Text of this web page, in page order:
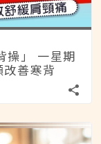
操」 一星期
善寒背